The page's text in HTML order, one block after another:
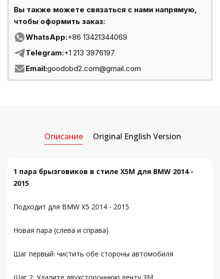
Вы также можете связаться с нами напрямую,
чтобы оформить заказ:
WhatsApp:+86 13421344069
Telegram:+1 213 3976197
Email:goodobd2.com@gmail.com
Описание Original English Version
1 пара брызговиков в стиле X5M для BMW 2014 -
2015
Подходит для BMW X5 2014 - 2015
Новая пара (слева и справа)
Шаг первый: чистить обе стороны автомобиля